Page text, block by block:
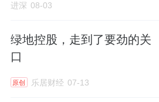
作者：李兰兰
进深 08-03
绿地控股，走到了要劲的关
口
原创 乐居财经 07-13